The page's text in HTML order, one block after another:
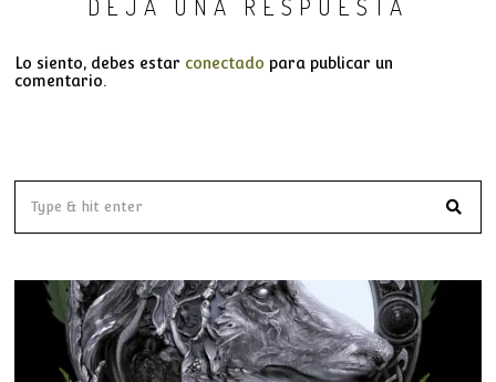
Lo siento, debes estar conectado para publicar un
comentario.